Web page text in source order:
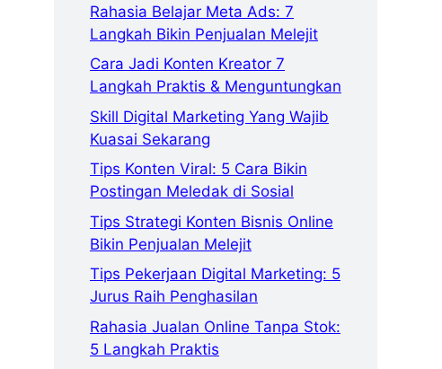
Rahasia Belajar Meta Ads: 7
Langkah Bikin Penjualan Melejit
Cara Jadi Konten Kreator 7
Langkah Praktis & Menguntungkan
Skill Digital Marketing Yang Wajib
Kuasai Sekarang
Tips Konten Viral: 5 Cara Bikin
Postingan Meledak di Sosial
Tips Strategi Konten Bisnis Online
Bikin Penjualan Melejit
Tips Pekerjaan Digital Marketing: 5
Jurus Raih Penghasilan
Rahasia Jualan Online Tanpa Stok:
5 Langkah Praktis